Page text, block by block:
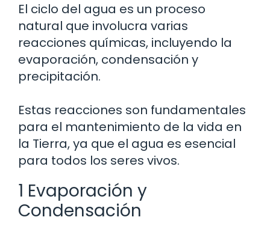
El ciclo del agua es un proceso
natural que involucra varias
reacciones químicas, incluyendo la
evaporación, condensación y
precipitación.
Estas reacciones son fundamentales
para el mantenimiento de la vida en
la Tierra, ya que el agua es esencial
para todos los seres vivos.
1 Evaporación y
Condensación